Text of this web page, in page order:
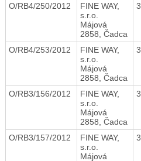
O/RB4/250/2012
FINE WAY,
s.r.o.
Májová
2858, Čadca
O/RB4/253/2012
FINE WAY,
s.r.o.
Májová
2858, Čadca
O/RB3/156/2012
FINE WAY,
s.r.o.
Májová
2858, Čadca
O/RB3/157/2012
FINE WAY,
s.r.o.
Májová